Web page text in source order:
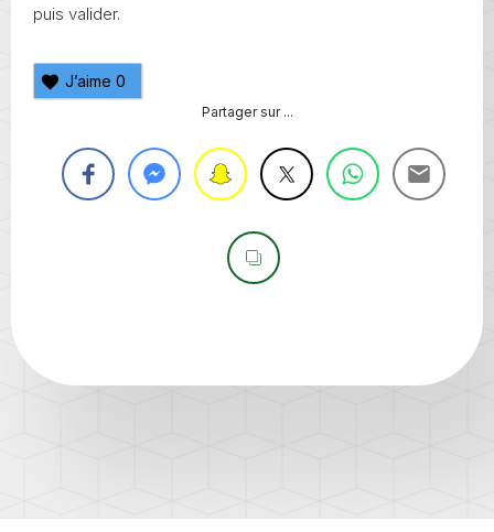
puis valider.
J’aime 0
Partager sur ...